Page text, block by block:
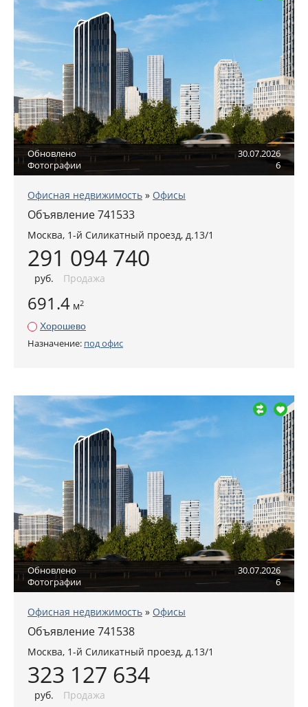
Обновлено
30.07.2026
Фотографии
6
Офисная недвижимость » Офисы
Объявление 741533
Москва, 1-й Силикатный проезд, д.13/1
291 094 740
руб. Продажа
691.4 м2
Хорошево
Назначение: под офис
Обновлено
30.07.2026
Фотографии
6
Офисная недвижимость » Офисы
Объявление 741538
Москва, 1-й Силикатный проезд, д.13/1
323 127 634
руб. Продажа